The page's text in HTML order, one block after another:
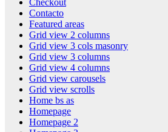
Contacto
Featured areas
Grid view 2 columns
Grid view 3 cols masonry
Grid view 3 columns
Grid view 4 columns
Grid view carousels
Grid view scrolls
Home bs as
Homepage
Homepage 2